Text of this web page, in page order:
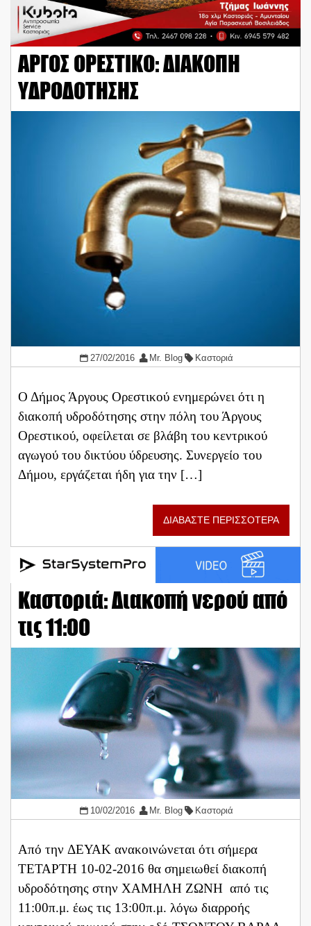
ΑΡΓΟΣ ΟΡΕΣΤΙΚΟ: ΔΙΑΚΟΠΗ
ΥΔΡΟΔΟΤΗΣΗΣ
27/02/2016 Mr. Blog Καστοριά
Ο Δήμος Άργους Ορεστικού ενημερώνει ότι η
διακοπή υδροδότησης στην πόλη του Άργους
Ορεστικού, οφείλεται σε βλάβη του κεντρικού
αγωγού του δικτύου ύδρευσης. Συνεργείο του
Δήμου, εργάζεται ήδη για την […]
ΔΙΑΒΑΣΤΕ ΠΕΡΙΣΣΟΤΕΡΑ
Καστοριά: Διακοπή νερού από
τις 11:00
10/02/2016 Mr. Blog Καστοριά
Από την ΔΕΥΑΚ ανακοινώνεται ότι σήμερα
ΤΕΤΑΡΤΗ 10-02-2016 θα σημειωθεί διακοπή
υδροδότησης στην ΧΑΜΗΛΗ ΖΩΝΗ από τις
11:00π.μ. έως τις 13:00π.μ. λόγω διαρροής